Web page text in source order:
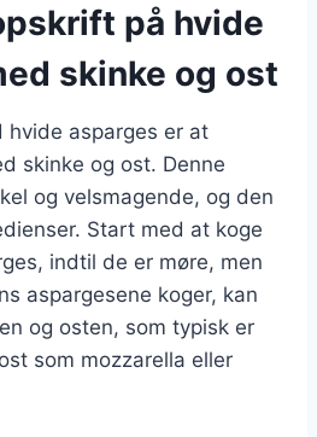
på hvide
skinke og ost
hvide asparges er at
skinke og ost. Denne
og velsmagende, og den
Start med at koge
indtil de er møre, men
aspargesene koger, kan
og osten, som typisk er
som mozzarella eller